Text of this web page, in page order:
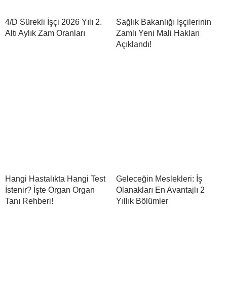
4/D Sürekli İşçi 2026 Yılı 2.
Altı Aylık Zam Oranları
Sağlık Bakanlığı İşçilerinin
Zamlı Yeni Mali Hakları
Açıklandı!
Hangi Hastalıkta Hangi Test
İstenir? İşte Organ Organ
Tanı Rehberi!
Geleceğin Meslekleri: İş
Olanakları En Avantajlı 2
Yıllık Bölümler